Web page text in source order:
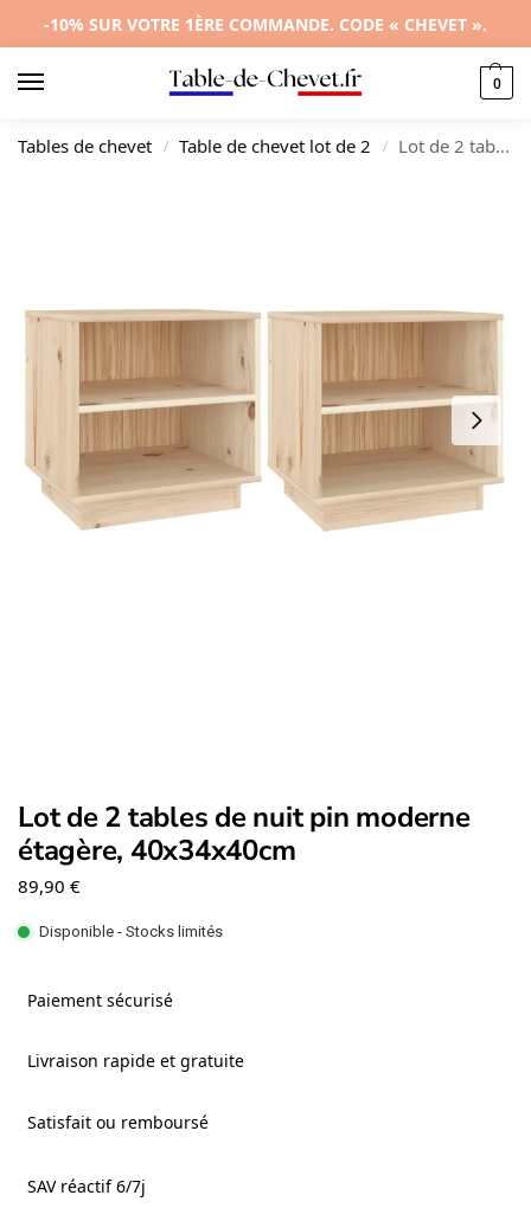
-10% SUR VOTRE 1ÈRE COMMANDE. CODE « CHEVET ».
0
Tables de chevet / Table de chevet lot de 2 / Lot de 2 tables de nuit pin moderne étagère, 40x34x40cm
Lot de 2 tables de nuit pin moderne
étagère, 40x34x40cm
89,90 €
Disponible - Stocks limités
Paiement sécurisé
Livraison rapide et gratuite
Satisfait ou remboursé
SAV réactif 6/7j